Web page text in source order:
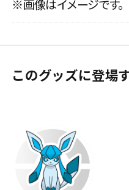
※画像はイメージです。
このグッズに登場